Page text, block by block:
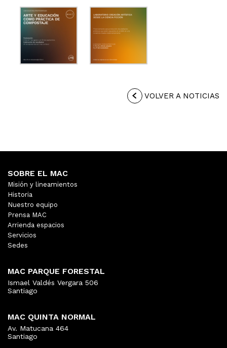
VOLVER A NOTICIAS
SOBRE EL MAC
Misión y lineamientos
Historia
Nuestro equipo
Prensa MAC
Arrienda espacios
Servicios
Sedes
MAC PARQUE FORESTAL
Ismael Valdés Vergara 506
Santiago
MAC QUINTA NORMAL
Av. Matucana 464
Santiago